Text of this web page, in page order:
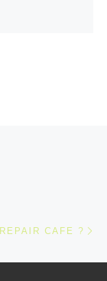
CAFE ?